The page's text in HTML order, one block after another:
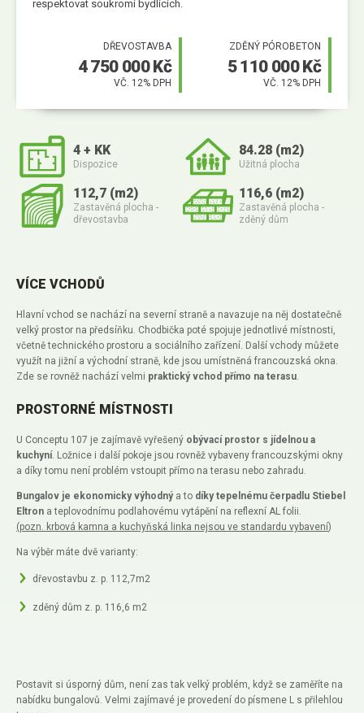
Jak vypadají moderní domy?
Seznam úkolů: Co udělat okolo domu na podzim
Jak na nás působí barvy v interiéru?
Nový rok a nový dům? Pojďte se zabydlet!
Jak zajistit dostatek světla ve všech místnostech
Výhody a nevýhody bungalovů do L
Kdy je nejvhodnější začít se stavbou dřevostavby
Péče o dům na jaře
Co byste měli vědět o projektech domu
RD Poděbrady
RD Nové Dvory
RD Hlízov
RD Mariánovice
RD Železná Ruda
RD Luka nad Jihlavou
RD Šestajovice
Ohlasy od našich klientů
Stavěli jsme dům pro Terezu Bebarovou
respektovat soukromí bydlících.
DŘEVOSTAVBA
4 750 000 Kč
VČ. 12% DPH
ZDĚNÝ PÓROBETON
5 110 000 Kč
VČ. 12% DPH
Dispozice
4 + KK
Užitná plocha
84.28 (m2)
Zastavěná plocha -
dřevostavba
112,7 (m2)
Zastavěná plocha -
zděný dům
116,6 (m2)
VÍCE VCHODŮ
Hlavní vchod se nachází na severní straně a navazuje na něj dostatečně
velký prostor na předsíňku. Chodbička poté spojuje jednotlivé místnosti,
včetně technického prostoru a sociálního zařízení. Další vchody můžete
využít na jižní a východní straně, kde jsou umístněná francouzská okna.
Zde se rovněž nachází velmi praktický vchod přímo na terasu
PROSTORNÉ MÍSTNOSTI
U Conceptu 107 je zajímavě vyřešený obývací prostor s jídelnou a
kuchyní. Ložnice i další pokoje jsou rovněž vybaveny francouzskými okny
a díky tomu není problém vstoupit přímo na terasu nebo zahradu.
Bungalov je ekonomicky výhodnýa to díky tepelnému čerpadlu Stiebel
Eltron a teplovodnímu podlahovému vytápění na reflexní AL folii.
(pozn. krbová kamna a kuchyňská linka nejsou ve standardu vybavení)
Na výběr máte dvě varianty:
dřevostavbu z. p. 112,7m2
zděný dům z. p. 116,6 m2
Postavit si úsporný dům, není zas tak velký problém, když se zaměříte na
nabídku bungalovů. Velmi zajímavé je provedení do písmene L s přilehlou